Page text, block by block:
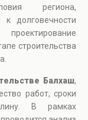
региона,
долговечности
строительства
Балхаш,
работ, сроки
В рамках